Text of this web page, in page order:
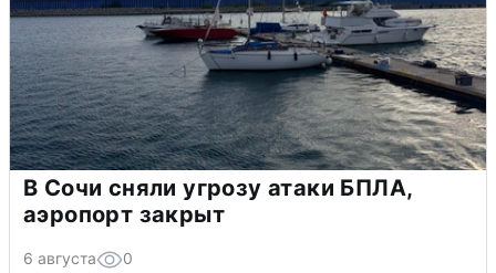
В Сочи сняли угрозу атаки БПЛА,
аэропорт закрыт
6 августа 0